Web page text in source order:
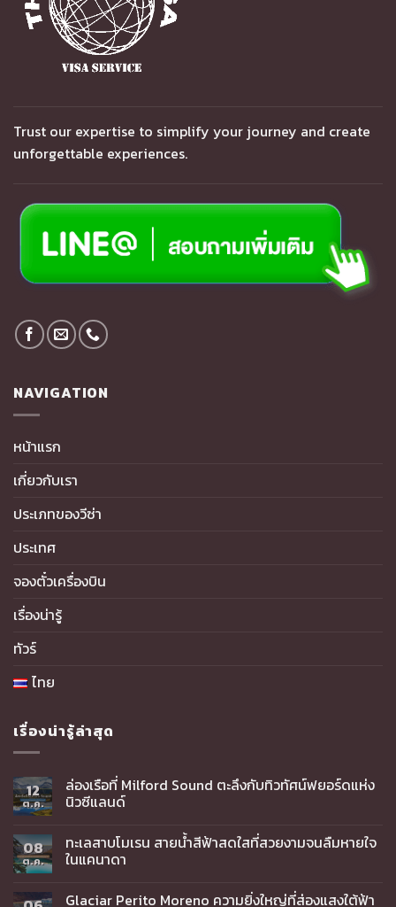
Trust our expertise to simplify your journey and create
unforgettable experiences.
NAVIGATION
หน้าแรก
เกี่ยวกับเรา
ประเภทของวีซ่า
ประเทศ
จองตั๋วเครื่องบิน
เรื่องน่ารู้
ทัวร์
ไทย
เรื่องน่ารู้ล่าสุด
12
ต.ค.
ล่องเรือที่ Milford Sound ตะลึงกับทิวทัศน์ฟยอร์ดแห่ง
นิวซีแลนด์
08
ต.ค.
ทะเลสาบโมเรน สายน้ำสีฟ้าสดใสที่สวยงามจนลืมหายใจ
ในแคนาดา
Glaciar Perito Moreno ความยิ่งใหญ่ที่ส่องแสงใต้ฟ้า